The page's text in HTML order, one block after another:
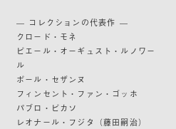
— コレクションの代表作 —
クロード・モネ
ピエール・オーギュスト・ルノワー
ル
ポール・セザンヌ
フィンセント・ファン・ゴッホ
パブロ・ピカソ
レオナール・フジタ（藤田嗣治）